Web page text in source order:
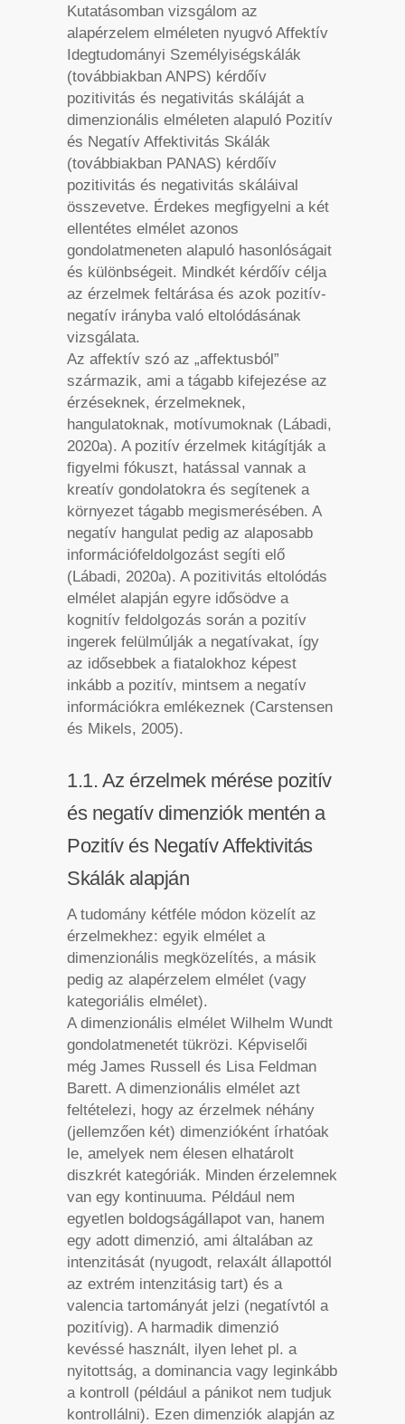
Kutatásomban vizsgálom az
alapérzelem elméleten nyugvó Affektív
Idegtudományi Személyiségskálák
(továbbiakban ANPS) kérdőív
pozitivitás és negativitás skáláját a
dimenzionális elméleten alapuló Pozitív
és Negatív Affektivitás Skálák
(továbbiakban PANAS) kérdőív
pozitivitás és negativitás skáláival
összevetve. Érdekes megfigyelni a két
ellentétes elmélet azonos
gondolatmeneten alapuló hasonlóságait
és különbségeit. Mindkét kérdőív célja
az érzelmek feltárása és azok pozitív-
negatív irányba való eltolódásának
vizsgálata.
Az affektív szó az „affektusból”
származik, ami a tágabb kifejezése az
érzéseknek, érzelmeknek,
hangulatoknak, motívumoknak (Lábadi,
2020a). A pozitív érzelmek kitágítják a
figyelmi fókuszt, hatással vannak a
kreatív gondolatokra és segítenek a
környezet tágabb megismerésében. A
negatív hangulat pedig az alaposabb
információfeldolgozást segíti elő
(Lábadi, 2020a). A pozitivitás eltolódás
elmélet alapján egyre idősödve a
kognitív feldolgozás során a pozitív
ingerek felülmúlják a negatívakat, így
az idősebbek a fiatalokhoz képest
inkább a pozitív, mintsem a negatív
információkra emlékeznek (Carstensen
és Mikels, 2005).
1.1. Az érzelmek mérése pozitív
és negatív dimenziók mentén a
Pozitív és Negatív Affektivitás
Skálák alapján
A tudomány kétféle módon közelít az
érzelmekhez: egyik elmélet a
dimenzionális megközelítés, a másik
pedig az alapérzelem elmélet (vagy
kategoriális elmélet).
A dimenzionális elmélet Wilhelm Wundt
gondolatmenetét tükrözi. Képviselői
még James Russell és Lisa Feldman
Barett. A dimenzionális elmélet azt
feltételezi, hogy az érzelmek néhány
(jellemzően két) dimenzióként írhatóak
le, amelyek nem élesen elhatárolt
diszkrét kategóriák. Minden érzelemnek
van egy kontinuuma. Például nem
egyetlen boldogságállapot van, hanem
egy adott dimenzió, ami általában az
intenzitását (nyugodt, relaxált állapottól
az extrém intenzitásig tart) és a
valencia tartományát jelzi (negatívtól a
pozitívig). A harmadik dimenzió
kevéssé használt, ilyen lehet pl. a
nyitottság, a dominancia vagy leginkább
a kontroll (például a pánikot nem tudjuk
kontrollálni). Ezen dimenziók alapján az